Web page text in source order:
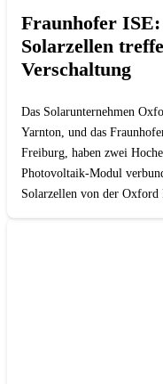
Fraunhofer
Solarzellen
Verschaltung
Das Solarunternehmen
Yarnton, und das
Freiburg, haben zwei
Photovoltaik-Modul
Solarzellen von der Oxford